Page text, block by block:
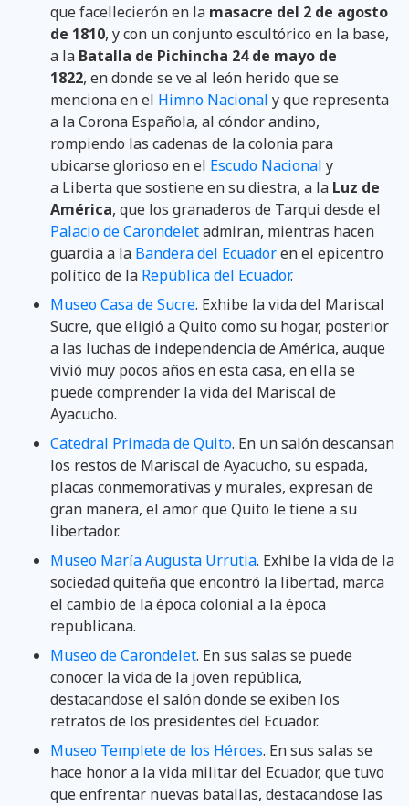
que facellecierón en la masacre del 2 de agosto
de 1810, y con un conjunto escultórico en la base,
a la Batalla de Pichincha 24 de mayo de
1822, en donde se ve al león herido que se
menciona en el Himno Nacional y que representa
a la Corona Española, al cóndor andino,
rompiendo las cadenas de la colonia para
ubicarse glorioso en el Escudo Nacional y
a Liberta que sostiene en su diestra, a la Luz de
América, que los granaderos de Tarqui desde el
Palacio de Carondeletadmiran, mientras hacen
guardia a la Bandera del Ecuadoren el epicentro
político de la República del Ecuador.
Museo Casa de Sucre. Exhibe la vida del Mariscal
Sucre, que eligió a Quito como su hogar, posterior
a las luchas de independencia de América, auque
vivió muy pocos años en esta casa, en ella se
puede comprender la vida del Mariscal de
Ayacucho.
Catedral Primada de Quito. En un salón descansan
los restos de Mariscal de Ayacucho, su espada,
placas conmemorativas y murales, expresan de
gran manera, el amor que Quito le tiene a su
libertador.
Museo María Augusta Urrutia. Exhibe la vida de la
sociedad quiteña que encontró la libertad, marca
el cambio de la época colonial a la época
republicana.
Museo de Carondelet. En sus salas se puede
conocer la vida de la joven república,
destacandose el salón donde se exiben los
retratos de los presidentes del Ecuador.
Museo Templete de los Héroes. En sus salas se
hace honor a la vida militar del Ecuador, que tuvo
que enfrentar nuevas batallas, destacandose las